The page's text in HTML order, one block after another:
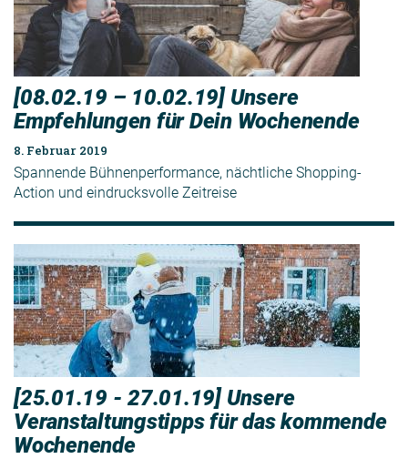
[08.02.19 – 10.02.19] Unsere
Empfehlungen für Dein Wochenende
8. Februar 2019
Spannende Bühnenperformance, nächtliche Shopping-
Action und eindrucksvolle Zeitreise
[25.01.19 - 27.01.19] Unsere
Veranstaltungstipps für das kommende
Wochenende